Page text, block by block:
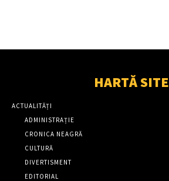
HARTĂ SITE
ACTUALITĂȚI
ADMINISTRAȚIE
CRONICA NEAGRĂ
CULTURĂ
DIVERTISMENT
EDITORIAL